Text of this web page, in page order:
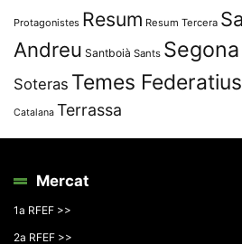
Protagonistes Resum Resum Tercera
Andreu Santboià Sants
Soteras Temes Federatius
Catalana Terrassa
Mercat
1a RFEF >>
2a RFEF >>